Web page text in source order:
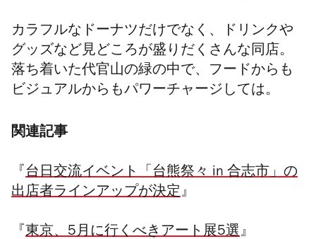
カラフルなドーナツだけでなく、ドリンクや
グッズなど見どころが盛りだくさんな同店。
落ち着いた代官山の緑の中で、フードからも
ビジュアルからもパワーチャージしては。
関連記事
『 台日交流イベント「台熊祭々 in 合志市」の
出店者ラインアップが決定』
『 東京、5月に行くべきアート展5選』